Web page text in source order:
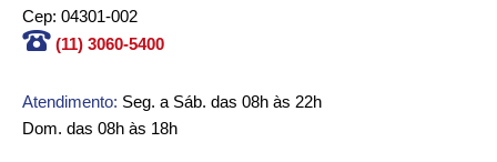
Cep: 04301-002
(11) 3060-5400
Atendimento: Seg. a Sáb. das 08h às 22h
Dom. das 08h às 18h